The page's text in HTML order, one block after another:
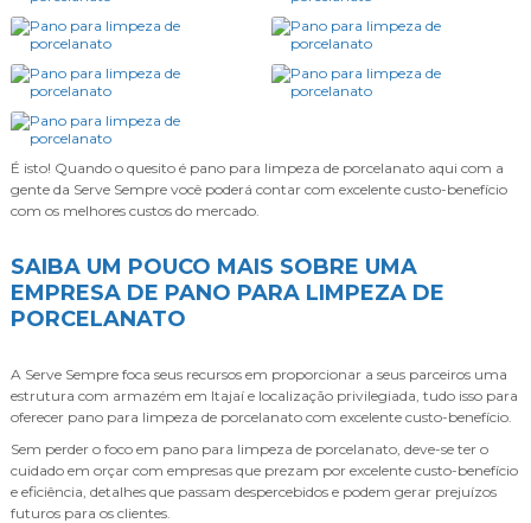
É isto! Quando o quesito é pano para limpeza de porcelanato aqui com a
gente da Serve Sempre você poderá contar com excelente custo-benefício
com os melhores custos do mercado.
SAIBA UM POUCO MAIS SOBRE UMA
EMPRESA DE PANO PARA LIMPEZA DE
PORCELANATO
A Serve Sempre foca seus recursos em proporcionar a seus parceiros uma
estrutura com armazém em Itajaí e localização privilegiada, tudo isso para
oferecer pano para limpeza de porcelanato com excelente custo-benefício.
Sem perder o foco em pano para limpeza de porcelanato, deve-se ter o
cuidado em orçar com empresas que prezam por excelente custo-benefício
e eficiência, detalhes que passam despercebidos e podem gerar prejuízos
futuros para os clientes.